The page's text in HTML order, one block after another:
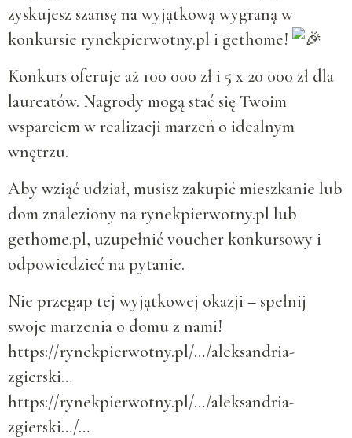
zyskujesz szansę na wyjątkową wygraną w
konkursie rynekpierwotny.pl i gethome!
Konkurs oferuje aż 100 000 zł i 5 x 20 000 zł dla
laureatów. Nagrody mogą stać się Twoim
wsparciem w realizacji marzeń o idealnym
wnętrzu.
Aby wziąć udział, musisz zakupić mieszkanie lub
dom znaleziony narynekpierwotny.pl lub
gethome.pl, uzupełnić voucher konkursowy i
odpowiedzieć na pytanie.
Nie przegap tej wyjątkowej okazji – spełnij
swoje marzenia o domu z nami!
https://rynekpierwotny.pl/…/aleksandria-
zgierski…
https://rynekpierwotny.pl/…/aleksandria-
zgierski…/…